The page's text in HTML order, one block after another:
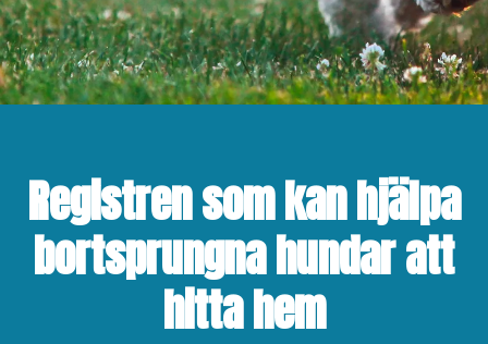
Registren som kan hjälpa
bortsprungna hundar att
hitta hem